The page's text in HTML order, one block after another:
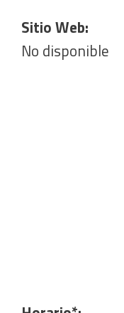
Sitio Web:
No disponible